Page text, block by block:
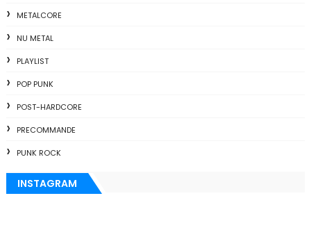
METALCORE
NU METAL
PLAYLIST
POP PUNK
POST-HARDCORE
PRECOMMANDE
PUNK ROCK
INSTAGRAM